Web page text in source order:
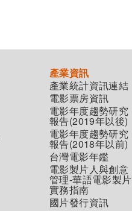
產業資訊
產業統計資訊連結
電影票房資訊
電影年度趨勢研究
報告(2019年以後)
電影年度趨勢研究
報告(2018年以前)
台灣電影年鑑
電影製片人與創意
管理-華語電影製片
實務指南
國片發行資訊